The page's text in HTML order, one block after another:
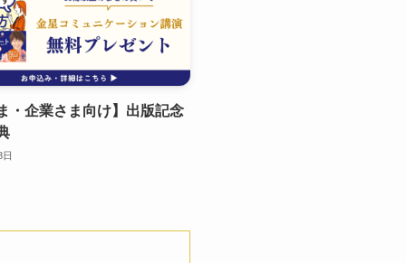
・企業さま向け】出版記念